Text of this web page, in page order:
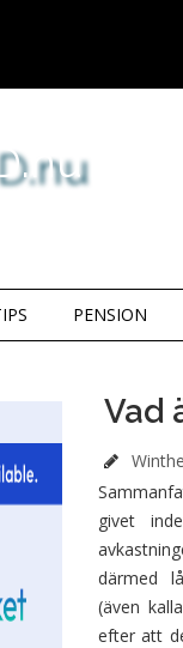
PENSION
Vad
givet
därmed
(även
efter att